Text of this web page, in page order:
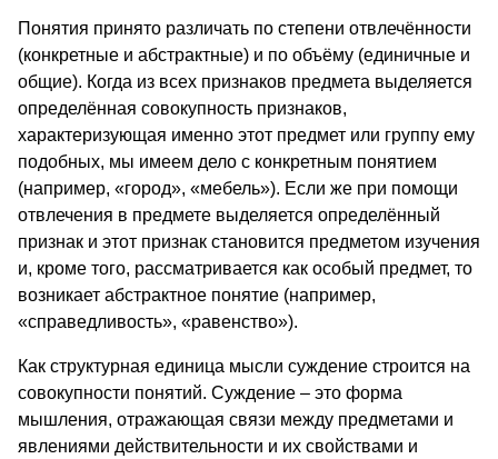
Понятия принято различать по степени отвлечённости
(конкретные и абстрактные) и по объёму (единичные и
общие). Когда из всех признаков предмета выделяется
определённая совокупность признаков,
характеризующая именно этот предмет или группу ему
подобных, мы имеем дело с конкретным понятием
(например, «город», «мебель»). Если же при помощи
отвлечения в предмете выделяется определённый
признак и этот признак становится предметом изучения
и, кроме того, рассматривается как особый предмет, то
возникает абстрактное понятие (например,
«справедливость», «равенство»).
Как структурная единица мысли суждение строится на
совокупности понятий. Суждение – это форма
мышления, отражающая связи между предметами и
явлениями действительности и их свойствами и